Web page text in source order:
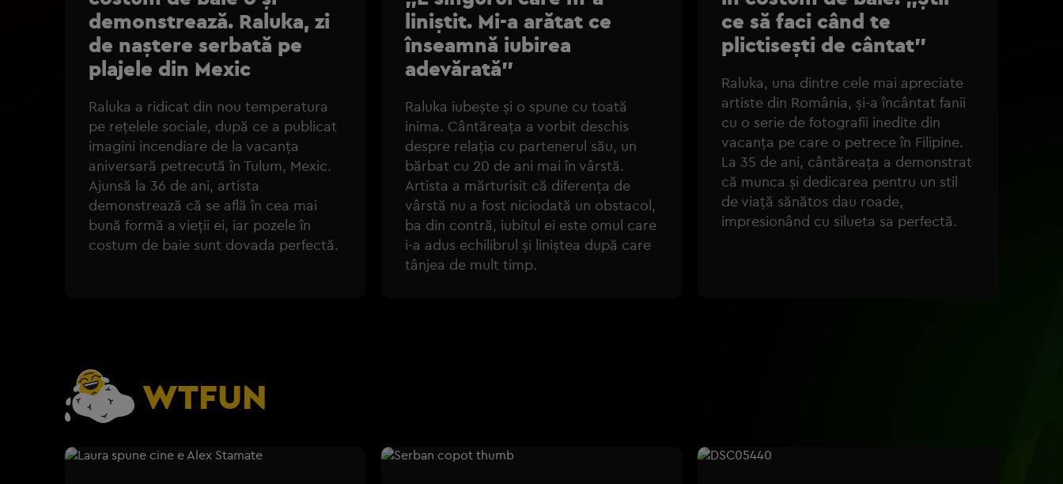
demonstrează. Raluka, zi
de naștere serbată pe
plajele din Mexic
Raluka a ridicat din nou temperatura
pe rețelele sociale, după ce a publicat
imagini incendiare de la vacanța
aniversară petrecută în Tulum, Mexic.
Ajunsă la 36 de ani, artista
demonstrează că se află în cea mai
bună formă a vieții ei, iar pozele în
costum de baie sunt dovada perfectă.
liniștit. Mi-a arătat ce
înseamnă iubirea
adevărată”
Raluka iubește și o spune cu toată
inima. Cântăreața a vorbit deschis
despre relația cu partenerul său, un
bărbat cu 20 de ani mai în vârstă.
Artista a mărturisit că diferența de
vârstă nu a fost niciodată un obstacol,
ba din contră, iubitul ei este omul care
i-a adus echilibrul și liniștea după care
tânjea de mult timp.
ce să faci când te
plictisești de cântat”
Raluka, una dintre cele mai apreciate
artiste din România, și-a încântat fanii
cu o serie de fotografii inedite din
vacanța pe care o petrece în Filipine.
La 35 de ani, cântăreața a demonstrat
că munca și dedicarea pentru un stil
de viață sănătos dau roade,
impresionând cu silueta sa perfectă.
WTFUN